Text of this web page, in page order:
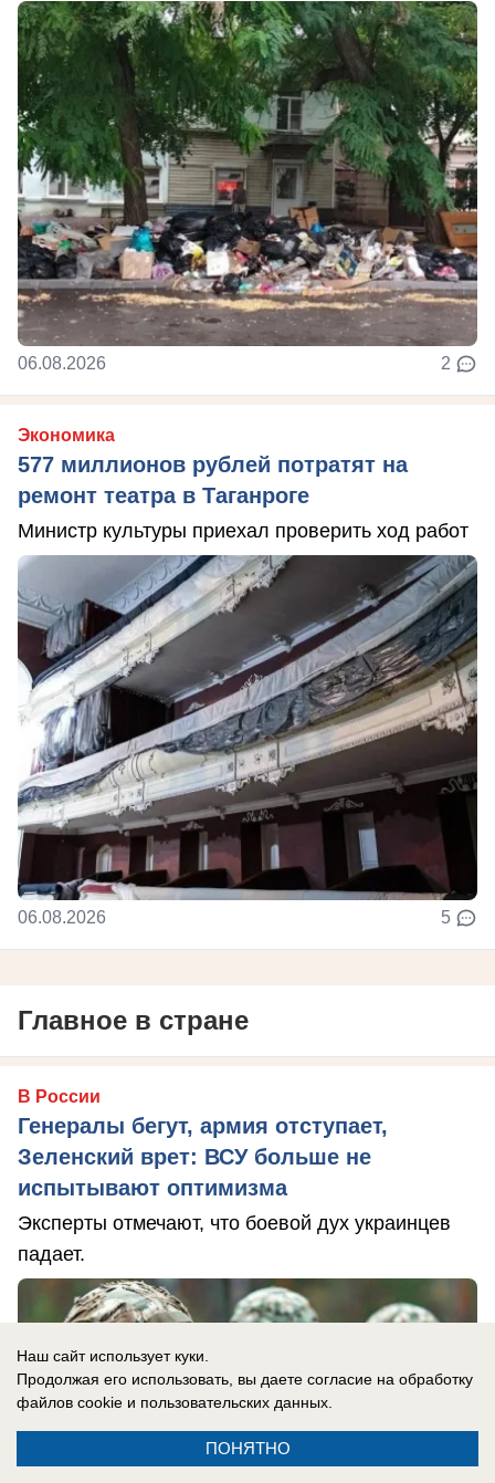
06.08.2026 2
Экономика
577 миллионов рублей потратят на
ремонт театра в Таганроге
Министр культуры приехал проверить ход работ
06.08.2026 5
Главное в стране
В России
Генералы бегут, армия отступает,
Зеленский врет: ВСУ больше не
испытывают оптимизма
Эксперты отмечают, что боевой дух украинцев
падает.
Наш сайт использует куки.
Продолжая его использовать, вы даете согласие на обработку
файлов cookie и пользовательских данных.
ПОНЯТНО